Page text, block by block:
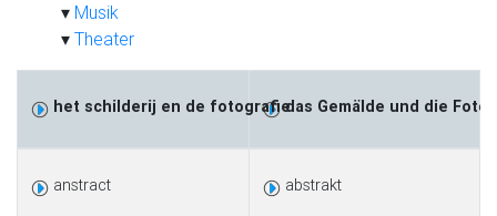
Musik
Theater
het schilderij en de fotografiedas Gemälde und die
anstract abstrakt